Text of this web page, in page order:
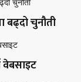
बढ्दो चुनौती